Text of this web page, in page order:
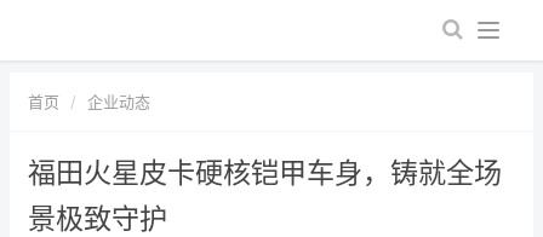
首页 企业动态
福田火星皮卡硬核铠甲车身，铸就全场
景极致守护